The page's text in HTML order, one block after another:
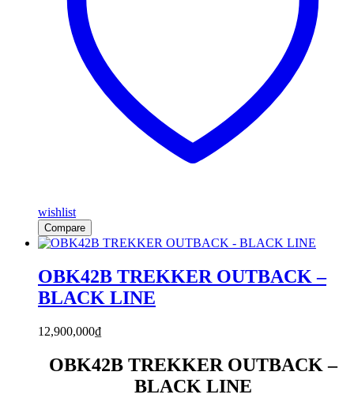
wishlist
Compare
OBK42B TREKKER OUTBACK –
BLACK LINE
12,900,000₫
OBK42B TREKKER OUTBACK –
BLACK LINE